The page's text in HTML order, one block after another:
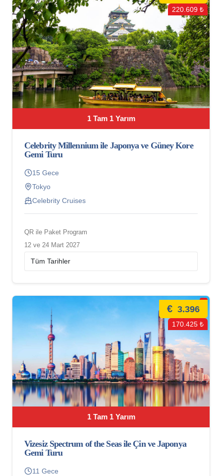
1 Tam 1 Yarım
220.609 ₺
Celebrity Millennium ile Japonya ve Güney Kore
Gemi Turu
15 Gece
Tokyo
Celebrity Cruises
QR ile Paket Program
12 ve 24 Mart 2027
1 Tam 1 Yarım
€ 3.396
170.425 ₺
Vizesiz Spectrum of the Seas ile Çin ve Japonya
Gemi Turu
11 Gece